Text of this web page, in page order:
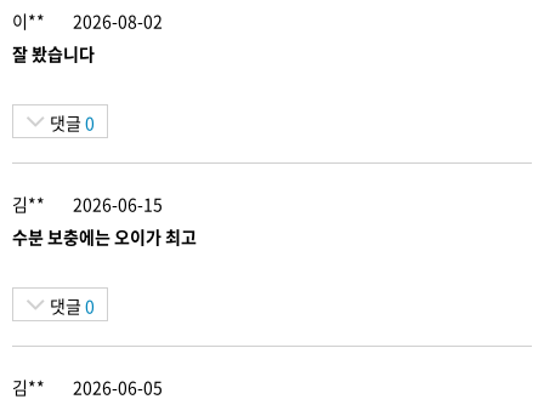
이**
2026-08-02
잘 봤습니다
댓글 0
김**
2026-06-15
수분 보충에는 오이가 최고
댓글 0
김**
2026-06-05